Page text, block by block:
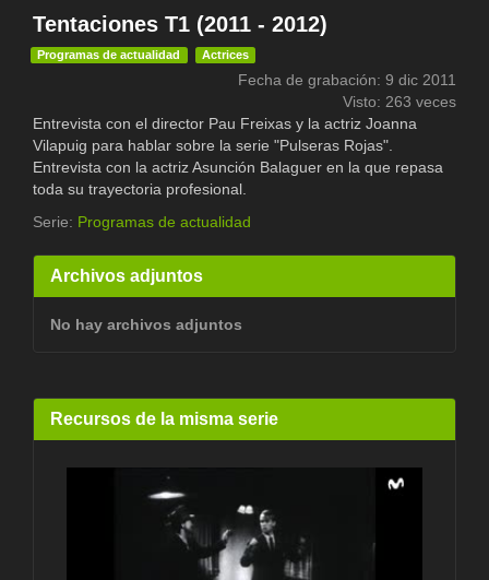
Tentaciones T1 (2011 - 2012)
Programas de actualidad Actrices
Fecha de grabación: 9 dic 2011
Visto: 263 veces
Entrevista con el director Pau Freixas y la actriz Joanna
Vilapuig para hablar sobre la serie "Pulseras Rojas".
Entrevista con la actriz Asunción Balaguer en la que repasa
toda su trayectoria profesional.
Serie: Programas de actualidad
Archivos adjuntos
No hay archivos adjuntos
Recursos de la misma serie